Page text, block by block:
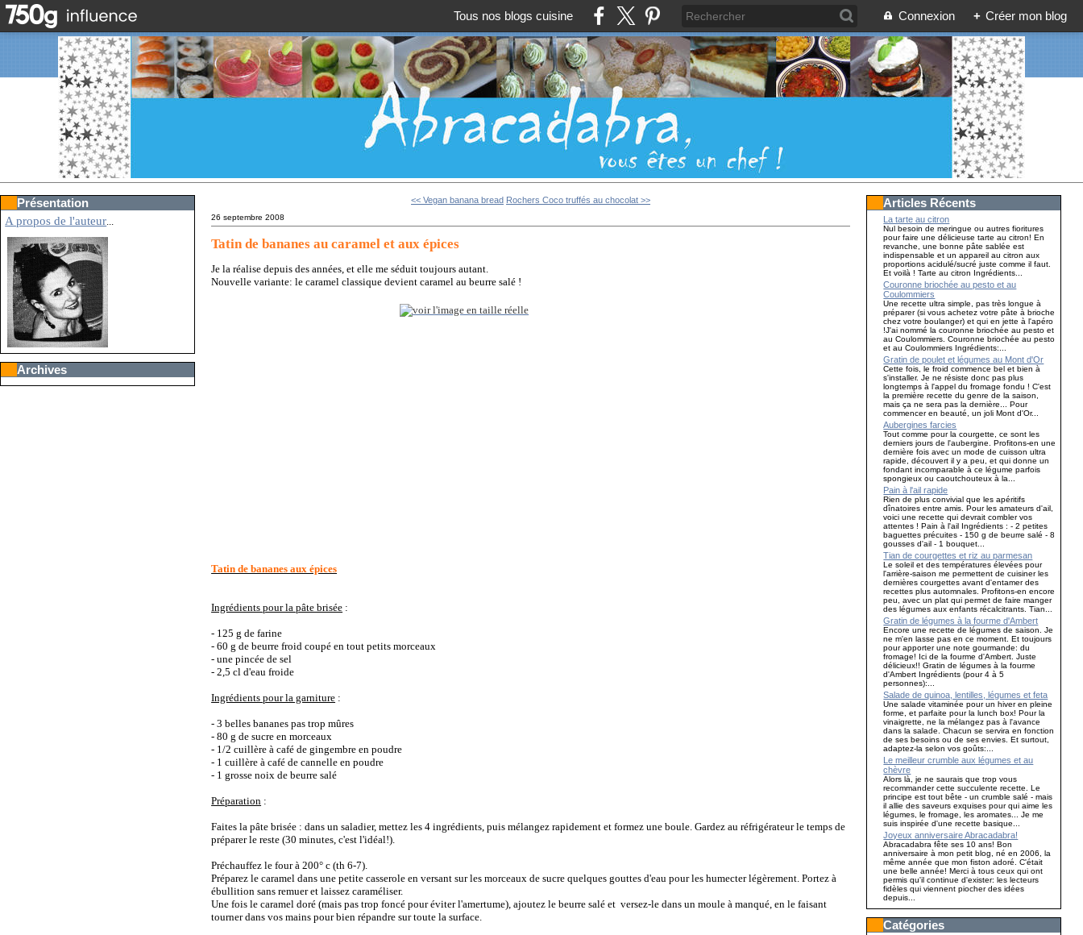
Tous nos blogs cuisine Connexion + Créer mon blog
Présentation
A propos de l'auteur...
Archives
<< Vegan banana bread Rochers Coco truffés au chocolat >>
26 septembre 2008
Tatin de bananes au caramel et aux épices
Je la réalise depuis des années, et elle me séduit toujours autant.
Nouvelle variante: le caramel classique devient caramel au beurre salé !
Tatin de bananes aux épices
Ingrédients pour la pâte brisée :
- 125 g de farine
- 60 g de beurre froid coupé en tout petits morceaux
- une pincée de sel
- 2,5 cl d'eau froide
Ingrédients pour la garniture :
- 3 belles bananes pas trop mûres
- 80 g de sucre en morceaux
- 1/2 cuillère à café de gingembre en poudre
- 1 cuillère à café de cannelle en poudre
- 1 grosse noix de beurre salé
Préparation :
Faites la pâte brisée : dans un saladier, mettez les 4 ingrédients, puis mélangez rapidement et formez une boule. Gardez au réfrigérateur le temps de
préparer le reste (30 minutes, c'est l'idéal!).
Préchauffez le four à 200° c (th 6-7).
Préparez le caramel dans une petite casserole en versant sur les morceaux de sucre quelques gouttes d'eau pour les humecter légèrement. Portez à
ébullition sans remuer et laissez caraméliser.
Une fois le caramel doré (mais pas trop foncé pour éviter l'amertume), ajoutez le beurre salé et versez-le dans un moule à manqué, en le faisant
tourner dans vos mains pour bien répandre sur toute la surface.
Articles Récents
La tarte au citron
Nul besoin de meringue ou autres fioritures
pour faire une délicieuse tarte au citron! En
revanche, une bonne pâte sablée est
indispensable et un appareil au citron aux
proportions acidulé/sucré juste comme il faut.
Et voilà ! Tarte au citron Ingrédients...
Couronne briochée au pesto et au
Coulommiers
Une recette ultra simple, pas très longue à
préparer (si vous achetez votre pâte à brioche
chez votre boulanger) et qui en jette à l'apéro
!J'ai nommé la couronne briochée au pesto et
au Coulommiers. Couronne briochée au pesto
et au Coulommiers Ingrédients:...
Gratin de poulet et légumes au Mont d'Or
Cette fois, le froid commence bel et bien à
s'installer. Je ne résiste donc pas plus
longtemps à l'appel du fromage fondu ! C'est
la première recette du genre de la saison,
mais ça ne sera pas la dernière... Pour
commencer en beauté, un joli Mont d'Or...
Aubergines farcies
Tout comme pour la courgette, ce sont les
derniers jours de l'aubergine. Profitons-en une
dernière fois avec un mode de cuisson ultra
rapide, découvert il y a peu, et qui donne un
fondant incomparable à ce légume parfois
spongieux ou caoutchouteux à la...
Pain à l'ail rapide
Rien de plus convivial que les apéritifs
dînatoires entre amis. Pour les amateurs d'ail,
voici une recette qui devrait combler vos
attentes ! Pain à l'ail Ingrédients : - 2 petites
baguettes précuites - 150 g de beurre salé - 8
gousses d'ail - 1 bouquet...
Tian de courgettes et riz au parmesan
Le soleil et des températures élevées pour
l'arrière-saison me permettent de cuisiner les
dernières courgettes avant d'entamer des
recettes plus automnales. Profitons-en encore
peu, avec un plat qui permet de faire manger
des légumes aux enfants récalcitrants. Tian...
Gratin de légumes à la fourme d'Ambert
Encore une recette de légumes de saison. Je
ne m'en lasse pas en ce moment. Et toujours
pour apporter une note gourmande: du
fromage! Ici de la fourme d'Ambert. Juste
délicieux!! Gratin de légumes à la fourme
d'Ambert Ingrédients (pour 4 à 5
personnes):...
Salade de quinoa, lentilles, légumes et feta
Une salade vitaminée pour un hiver en pleine
forme, et parfaite pour la lunch box! Pour la
vinaigrette, ne la mélangez pas à l'avance
dans la salade. Chacun se servira en fonction
de ses besoins ou de ses envies. Et surtout,
adaptez-la selon vos goûts:...
Le meilleur crumble aux légumes et au
chèvre
Alors là, je ne saurais que trop vous
recommander cette succulente recette. Le
principe est tout bête - un crumble salé - mais
il allie des saveurs exquises pour qui aime les
légumes, le fromage, les aromates... Je me
suis inspirée d'une recette basique...
Joyeux anniversaire Abracadabra!
Abracadabra fête ses 10 ans! Bon
anniversaire à mon petit blog, né en 2006, la
même année que mon fiston adoré. C'était
une belle année! Merci à tous ceux qui ont
permis qu'il continue d'exister: les lecteurs
fidèles qui viennent piocher des idées
depuis...
Catégories